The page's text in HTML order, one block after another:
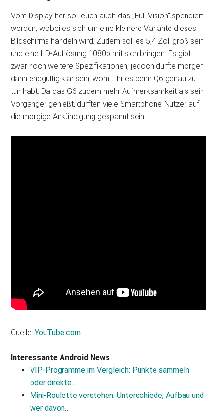
Vom Display her soll euch auch das „Full Vision“ spendiert
werden, wobei es sich um eine kleinere Variante dieses
Bildschirms handeln wird. Zudem soll es 5,4 Zoll groß sein
und eine HD-Auflösung 1080p mit sich bringen. Es gibt
zwar noch weitere Spezifikationen, jedoch dürfte morgen
dann endgültig klar sein, womit ihr es beim Q6 genau zu
tun habt. Da das G6 zudem mehr Aufmerksamkeit als sein
Vorgänger genießt, dürften viele Smartphone-Nutzer auf
die morgige Ankündigung gespannt sein.
Quelle:YouTube.com
Interessante Android News
VIP-Programme im Vergleich: Punkte sammeln
oder direkte…
Mini-Roulette verstehen: Unterschiede, Aufbau und
wer davon…